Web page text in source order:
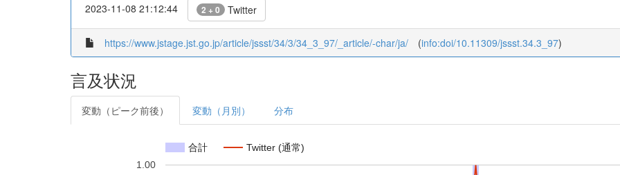
2023-11-08 21:12:44 2 + 0 Twitter
https://www.jstage.jst.go.jp/article/jssst/34/3/34_3_97/_article/-char/ja/ (info:doi/10.11309/jssst.34.3_97)
言及状況
変動（ピーク前後） 変動（月別） 分布
合計 Twitter (通常)
1.00